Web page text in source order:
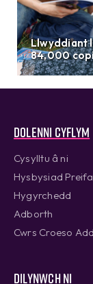
Llwyddiant
84,000
Dolenni cyflym
Cysylltu â ni
Hysbysiad
Hygyrchedd
Adborth
Cwrs Croeso
Dilynwch ni